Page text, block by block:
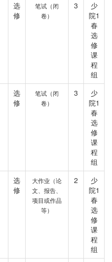
选
修
笔试（闭
卷）
3
少
院1
春
选
修
课
程
组
选
修
笔试（闭
卷）
3
少
院1
春
选
修
课
程
组
选
修
大作业（论
文、报告、
项目或作品
等）
2
少
院1
春
选
修
课
程
组